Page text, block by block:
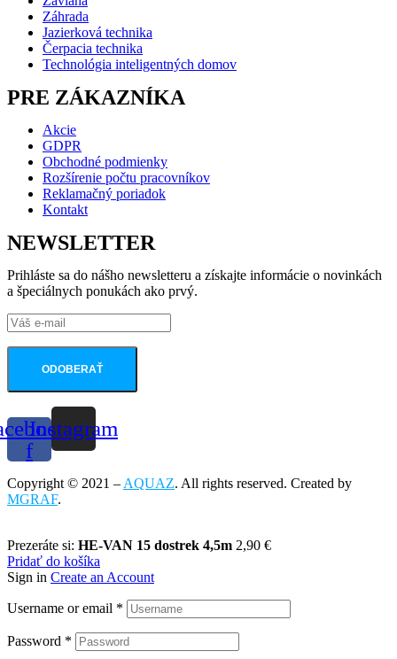
Záhrada
Jazierková technika
Čerpacia technika
Technológia inteligentných domov
PRE ZÁKAZNÍKA
Akcie
GDPR
Obchodné podmienky
Rozšírenie počtu pracovníkov
Reklamačný poriadok
Kontakt
NEWSLETTER
Prihláste sa do nášho newsletteru a získajte informácie o novinkách
a špeciálnych ponukách ako prvý.
ODOBERAŤ
f
Instagram
Copyright © 2021 – AQUAZ. All rights reserved. Created by
MGRAF.
Prezeráte si: HE-VAN 15 dostrek 4,5m 2,90 €
Pridať do košíka
Sign in Create an Account
Username or email *
Password *